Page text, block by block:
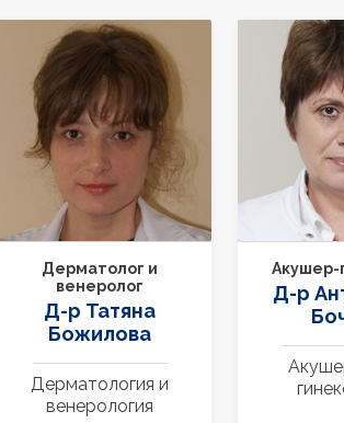
Дерматолог и
венеролог
Д-р Татяна
Божилова
Дерматология и
венерология
Акушер-
Д-р